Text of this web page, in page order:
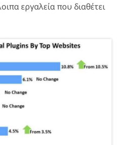
εργαλεία που διαθέτει